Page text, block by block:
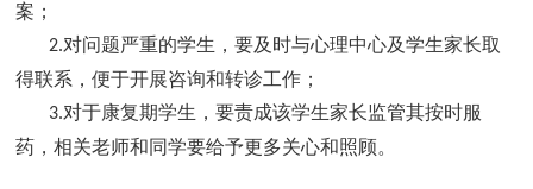
案；
2.对问题严重的学生，要及时与心理中心及学生家长取
得联系，便于开展咨询和转诊工作；
3.对于康复期学生，要责成该学生家长监管其按时服
药，相关老师和同学要给予更多关心和照顾。